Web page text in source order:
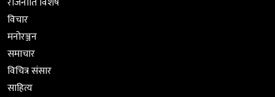
विचार
मनोरञ्जन
समाचार
विचित्र संसार
साहित्य